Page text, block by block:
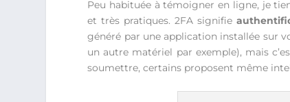
Peu habituée à témoigner en ligne, je
et très pratiques. 2FA signifie
généré par une application installée sur
un autre matériel par exemple), mais
soumettre, certains proposent même